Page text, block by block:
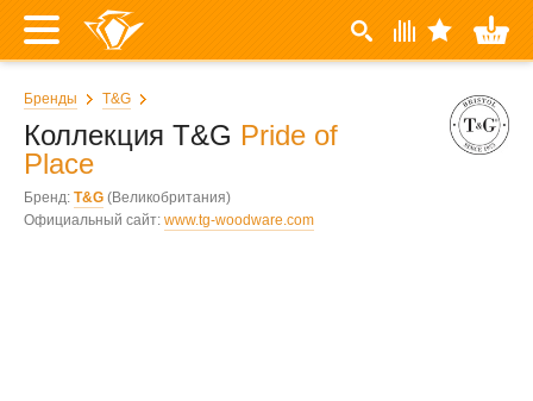
Бренды T&G
Коллекция T&G Pride of
Place
Бренд: T&G (Великобритания)
Официальный сайт: www.tg-woodware.com